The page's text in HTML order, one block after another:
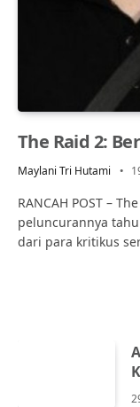
The Raid 2:
Maylani Tri Hutami
RANCAH POST –
peluncurannya
dari para kritikus